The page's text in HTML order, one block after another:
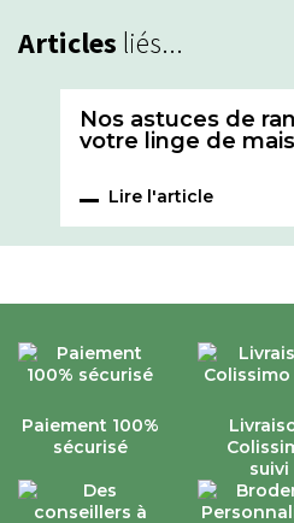
Articles liés...
Nos astuces de
votre linge de
Lire l'article
Paiement 100%
sécurisé
suivi